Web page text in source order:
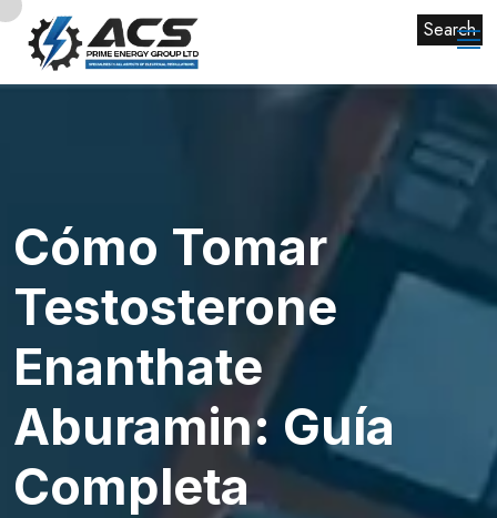
Cómo Tomar
Testosterone
Enanthate
Aburamin: Guía
Completa
Search